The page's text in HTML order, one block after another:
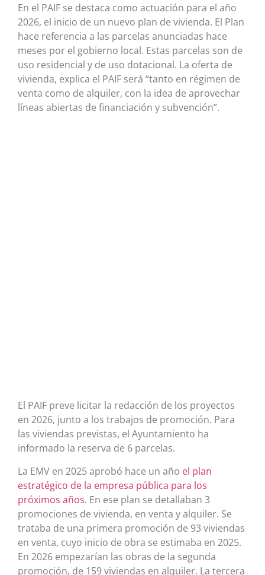
En el PAIF se destaca como actuación para el año
2026, el inicio de un nuevo plan de vivienda. El Plan
hace referencia a las parcelas anunciadas hace
meses por el gobierno local. Estas parcelas son de
uso residencial y de uso dotacional. La oferta de
vivienda, explica el PAIF será “tanto en régimen de
venta como de alquiler, con la idea de aprovechar
líneas abiertas de financiación y subvención”.
El PAIF preve licitar la redacción de los proyectos
en 2026, junto a los trabajos de promoción. Para
las viviendas previstas, el Ayuntamiento ha
informado la reserva de 6 parcelas.
La EMV en 2025 aprobó hace un año el plan
estratégico de la empresa pública para los
próximos años. En ese plan se detallaban 3
promociones de vivienda, en venta y alquiler. Se
trataba de una primera promoción de 93 viviendas
en venta, cuyo inicio de obra se estimaba en 2025.
En 2026 empezarían las obras de la segunda
promoción, de 159 viviendas en alquiler. La tercera